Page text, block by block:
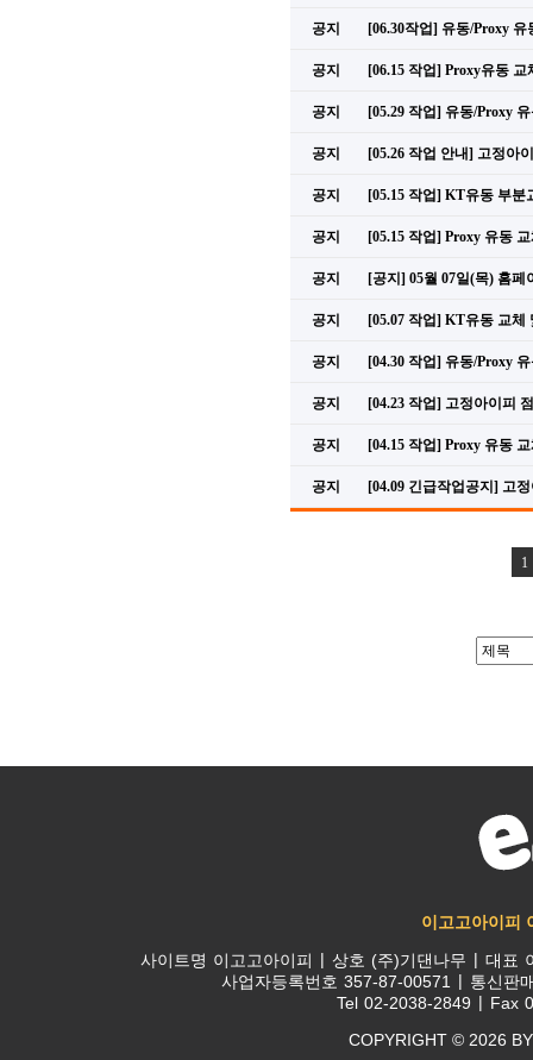
공지 [06.30작업] 유동/Proxy
공지 [06.15 작업] Proxy유동
공지 [05.29 작업] 유동/Proxy
공지 [05.26 작업 안내] 고정아
공지 [05.15 작업] KT유동 부분
공지 [05.15 작업] Proxy 유동
공지 [공지] 05월 07일(목) 홈
공지 [05.07 작업] KT유동 교체
공지 [04.30 작업] 유동/Proxy
공지 [04.23 작업] 고정아이피
공지 [04.15 작업] Proxy 유동
공지 [04.09 긴급작업공지] 고
1
이고고아이피
사이트명 이고고아이피 상호 (주)기댄나무 대표
사업자등록번호 357-87-00571
통신판
Tel 02-2038-2849 Fax
COPYRIGHT © 2026